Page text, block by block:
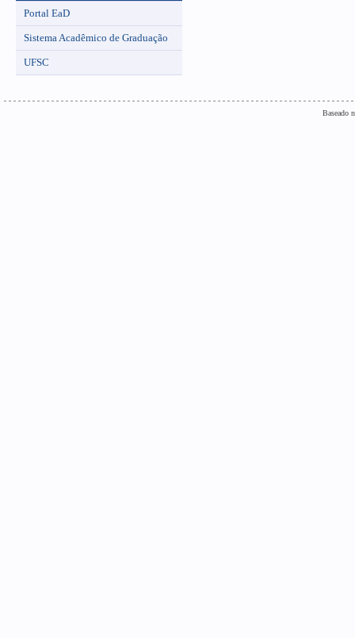
Portal EaD
Sistema Acadêmico de Graduação
UFSC
Baseado